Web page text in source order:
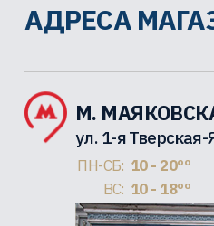
АДРЕСА
М.
ул. 1-я
ПН-СБ: 10 - 20ºº
ВС: 10 - 18ºº